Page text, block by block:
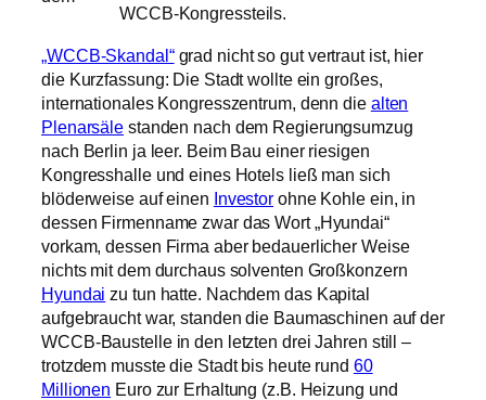
WCCB-Kongressteils.
„WCCB-Skandal“grad nicht so gut vertraut ist, hier
die Kurzfassung: Die Stadt wollte ein großes,
internationales Kongresszentrum, denn die alten
Plenarsäle standen nach dem Regierungsumzug
nach Berlin ja leer. Beim Bau einer riesigen
Kongresshalle und eines Hotels ließ man sich
blöderweise auf einen Investor ohne Kohle ein, in
dessen Firmenname zwar das Wort „Hyundai“
vorkam, dessen Firma aber bedauerlicher Weise
nichts mit dem durchaus solventen Großkonzern
Hyundai zu tun hatte. Nachdem das Kapital
aufgebraucht war, standen die Baumaschinen auf der
WCCB-Baustelle in den letzten drei Jahren still –
trotzdem musste die Stadt bis heute rund 60
Millionen Euro zur Erhaltung (z.B. Heizung und